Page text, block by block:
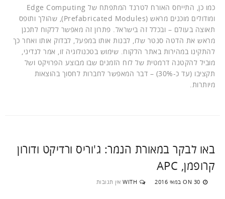
כמו כן, התייחס האורח לטרנד המתפתח של Edge Computing
ומודולים מוכנים מראש (Prefabricated Modules), שהולך ותופס
תאוצה בעולם – ובכלל זה בישראל. פתרון זה מאפשר ללקוח לתכנן
מראש את הדטה סנטר שלו, לבנות אותו במפעל, לבדוק אותו ואחר כך
להתקינו במהירות באתר הלקוח. שימוש בטכנולוגיה זו, אמר לנדיני,
מוביל להקטנה דרמטית של לוח הזמנים שבו מבוצע הפרויקט ושל
תקציבו (עד כ-30%) – דבר המאפשר לחברות לחסוך בהוצאות
מיותרות.
באו לבקר במאורת הנמר: ג'וריס ורדיקט ודורון
קרופמן, APC
ON 30 במאי 2016 WITH אין תגובות